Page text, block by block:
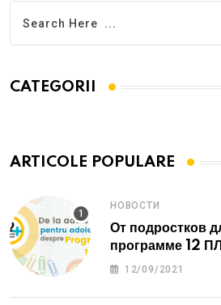
CATEGORII
ARTICOLE POPULARE
НОВОСТИ
От подростков
программе 12
12/09/2021